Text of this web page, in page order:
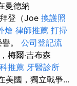
曼德納
登（Joe 換護照
燴 律師推薦 打掃
。 公司登記流
梅爾·吉布森
推薦 牙醫診所
美國，獨立戰爭...